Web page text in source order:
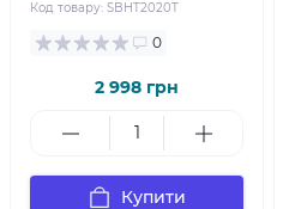
Код товару: SBHT2020T
0
2 998 грн
Купити